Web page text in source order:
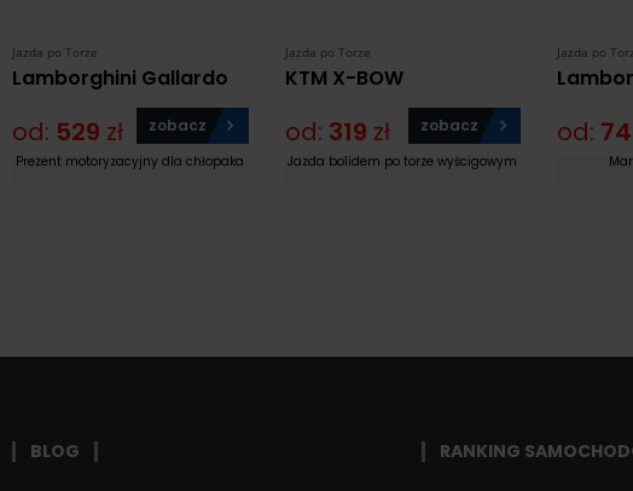
Jazda po Torze
Lamborghini Gallardo
od: 529 zł zobacz
Prezent motoryzacyjny dla chłopaka
Jazda po Torze
KTM X-BOW
od: 319 zł zobacz
Jazda bolidem po torze wyścigowym
Jazda po
od:
BLOG RANKING